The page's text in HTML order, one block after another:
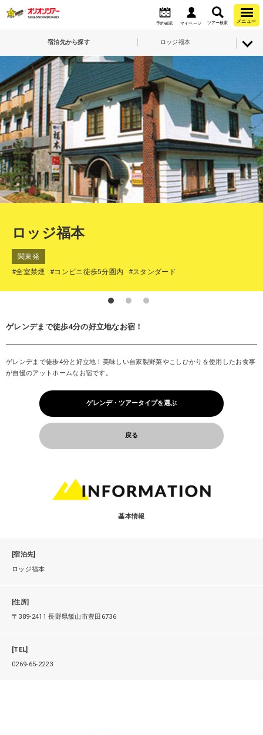
予約確認 マイページ ツアー検索 メニュー
宿泊先から探す ロッジ福本
ロッジ福本
関東発
#全室禁煙
#コンビニ徒歩5分圏内 #スタンダード
ゲレンデまで徒歩4分の好立地なお宿！
ゲレンデまで徒歩4分と好立地！美味しい自家製野菜やこしひかりを使用したお食事
が自慢のアットホームなお宿です。
ゲレンデ・ツアータイプを選ぶ
戻る
基本情報
[宿泊先]
ロッジ福本
[住所]
〒389-2411 長野県飯山市豊田6736
[TEL]
0269-65-2223